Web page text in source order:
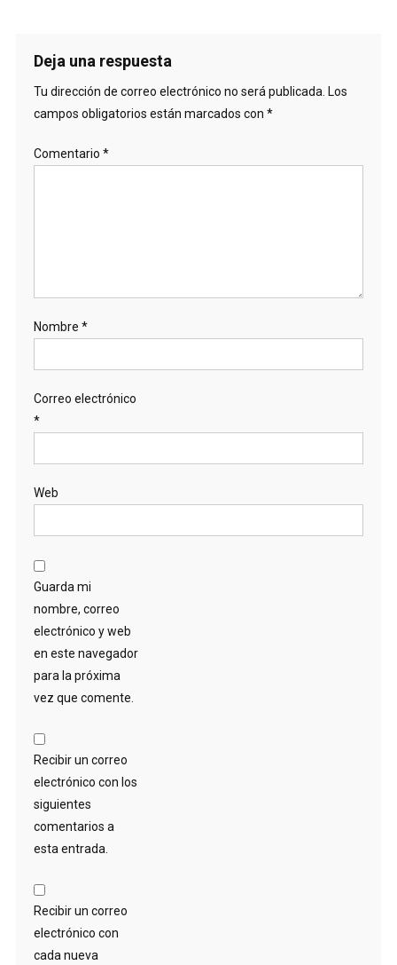
Deja una respuesta
Tu dirección de correo electrónico no será publicada. Los
campos obligatorios están marcados con *
Comentario *
Nombre *
Correo electrónico
*
Web
Guarda mi
nombre, correo
electrónico y web
en este navegador
para la próxima
vez que comente.
Recibir un correo
electrónico con los
siguientes
comentarios a
esta entrada.
Recibir un correo
electrónico con
cada nueva